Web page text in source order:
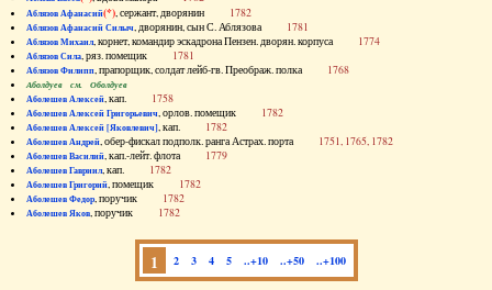
Аблязов Афанасий(*), сержант, дворянин 1782
Аблязов Афанасий Силыч, дворянин, сын С. Аблязова 1781
Аблязов Михаил, корнет, командир эскадрона Пензен. дворян. корпуса 1774
Аблязов Сила, ряз. помещик 1781
Аблязов Филипп, прапорщик, солдат лейб-гв. Преображ. полка 1768
Аболдуев см. Оболдуев
Аболешев Алексей, кап. 1758
Аболешев Алексей Григорьевич, орлов. помещик 1782
Аболешев Алексей [Яковлевич], кап. 1782
Аболешев Андрей, обер-фискал подполк. ранга Астрах. порта 1751, 1765, 1782
Аболешев Василий, кап.-лейт. флота 1779
Аболешев Гавриил, кап. 1782
Аболешев Григорий, помещик 1782
Аболешев Федор, поручик 1782
Аболешев Яков, поручик 1782
1 2 3 4 5 ..+10 ..+50 ..+100